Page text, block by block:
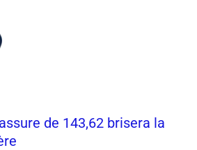
de 143,62 brisera la